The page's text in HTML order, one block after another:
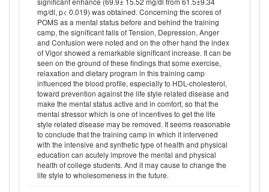
mg/dl, p< 0.019) was obtained. Concerning the scores of
POMS as a mental status before and behind the training
camp, the significant falls of Tension, Depression, Anger
and Confusion were noted and on the other hand the index
of Vigor showed a remarkable significant increase. It can be
seen on the ground of these findings that some exercise,
relaxation and dietary program in this training camp
influenced the blood profile, especially to HDL-cholesterol,
toward prevention against the life style related disease and
make the mental status active and in comfort, so that the
mental stressor which is one of incentives to get the life
style related disease may be removed. It seems reasonable
to conclude that the training camp in which it intervened
with the intensive and synthetic type of health and physical
education can acutely improve the mental and physical
health of college students. And it may cause to change the
life style to wholesomeness in the future.